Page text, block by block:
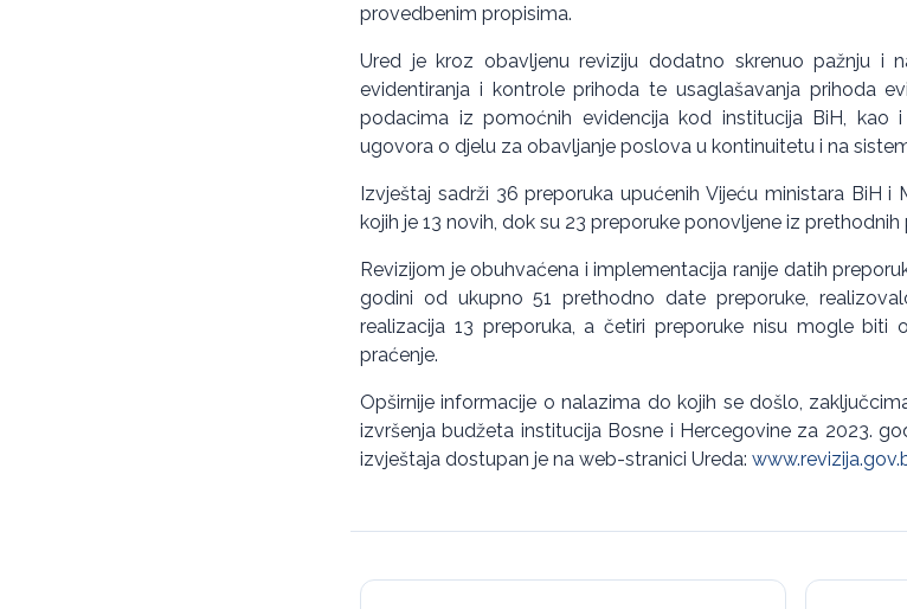
provedbenim propisima.
Ured je kroz obavljenu reviziju dodatno skrenuo pažnju i
evidentiranja i kontrole prihoda te usaglašavanja prihoda
podacima iz pomoćnih evidencija kod institucija BiH, kao
ugovora o djelu za obavljanje poslova u kontinuitetu i na
Izvještaj sadrži 36 preporuka upućenih Vijeću ministara BiH i
kojih je 13 novih, dok su 23 preporuke ponovljene iz prethodnih
Revizijom je obuhvaćena i implementacija ranije datih
godini od ukupno 51 prethodno date preporuke,
realizacija 13 preporuka, a četiri preporuke nisu mogle biti
praćenje.
Opširnije informacije o nalazima do kojih se došlo,
izvršenja budžeta institucija Bosne i Hercegovine za 2023.
izvještaja dostupan je na web-stranici Ureda: